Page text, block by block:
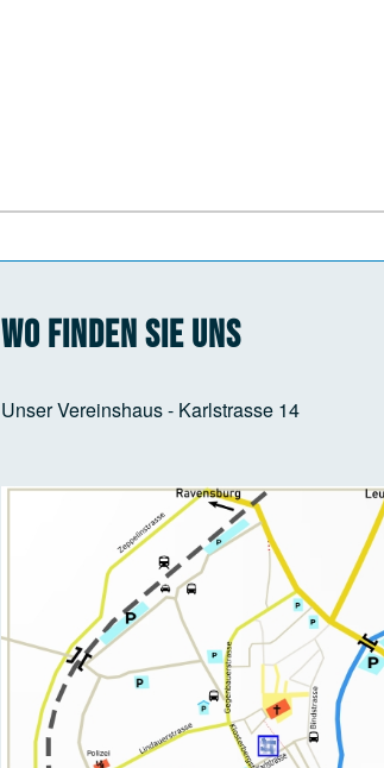
Wo finden Sie uns
Unser Vereinshaus - Karlstrasse 14